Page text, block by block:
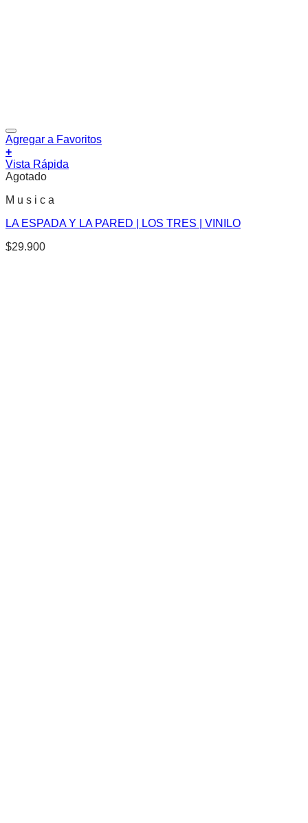
Agregar a Favoritos
+
Vista Rápida
Agotado
M u s i c a
LA ESPADA Y LA PARED | LOS TRES | VINILO
$29.900